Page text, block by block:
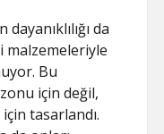
dayanıklılığı da
malzemeleriyle
Bu
için değil,
tasarlandı.